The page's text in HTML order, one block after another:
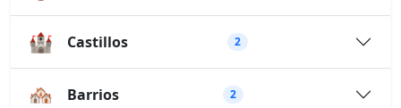
🏰 Castillos 2
🏘️ Barrios 2